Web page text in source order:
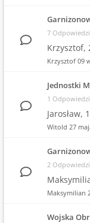
7
Krzysztof,
Krzysztof 09
Jednostki
1
Jarosław,
Witold 27
2
Maksymilian
Wojska